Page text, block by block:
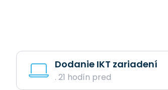
Dodanie IKT zariadení
. 21 hodín pred